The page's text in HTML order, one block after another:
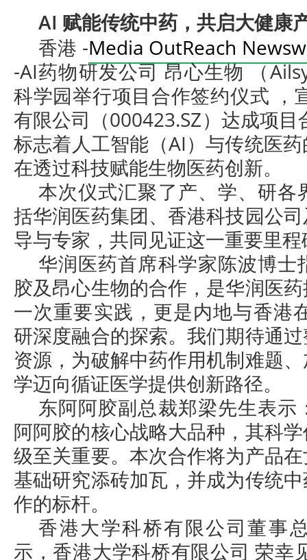
AI 赋能传统中药，共启大健康
香港 -Media OutReach
-AI药物研发公司 昂心生物 （
科学园举行项目合作签约仪式 ，
有限公司（000423.SZ）达成项
标志着人工智能（AI）与传统医
在透过科技赋能生物医药创新。
本次仪式汇聚了产、学、研各
括华润医药集团、香港科技园公
导与专家，共同见证这一重要里程
华润医药首席科学家陈波博士
胶及昂心生物的合作，是华润医
一次重要实践，更是内地与香港
研深度融合的探索。我们期待通
资源，为破解中药作用机制难题
学迈向循证医学提供创新路径。
东阿阿胶副总裁郑梁先生表示
阿阿胶的核心战略大品种，其科
级至关重要。本次合作将为产品
基础研究添砖加瓦，并成为传统
作的标杆。
香港大学科桥有限公司董事
示，香港大学科桥有限公司 荣幸